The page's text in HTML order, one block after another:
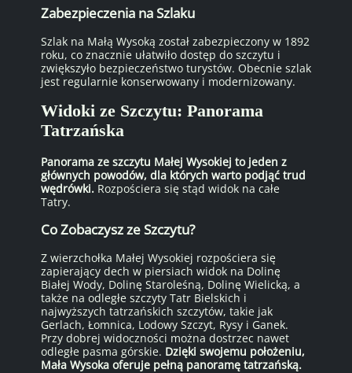
Zabezpieczenia na Szlaku
Szlak na Małą Wysoką został zabezpieczony w 1892
roku, co znacznie ułatwiło dostęp do szczytu i
zwiększyło bezpieczeństwo turystów. Obecnie szlak
jest regularnie konserwowany i modernizowany.
Widoki ze Szczytu: Panorama
Tatrzańska
Panorama ze szczytu Małej Wysokiej to jeden z
głównych powodów, dla których warto podjąć trud
wędrówki. Rozpościera się stąd widok na całe
Tatry.
Co Zobaczysz ze Szczytu?
Z wierzchołka Małej Wysokiej rozpościera się
zapierający dech w piersiach widok na Dolinę
Białej Wody, Dolinę Staroleśną, Dolinę Wielicką, a
także na odległe szczyty Tatr Bielskich i
najwyższych tatrzańskich szczytów, takie jak
Gerlach, Łomnica, Lodowy Szczyt, Rysy i Ganek.
Przy dobrej widoczności można dostrzec nawet
odległe pasma górskie. Dzięki swojemu położeniu,
Mała Wysoka oferuje pełną panoramę tatrzańską.